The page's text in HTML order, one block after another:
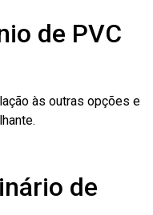
de PVC
às outras opções e
de